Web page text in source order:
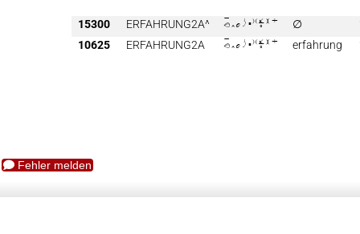
15300 ERFAHRUNG2A^ 
∅
10625
ERFAHRUNG2A  erfahrung
Fehler melden